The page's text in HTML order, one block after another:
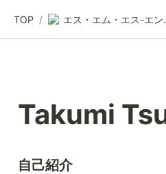
TOP / エス・
Takumi
自己紹介